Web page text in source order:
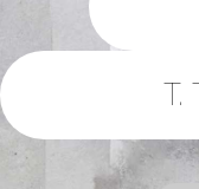
T.